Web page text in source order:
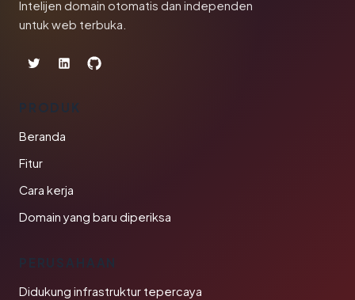
Intelijen domain otomatis dan independen
untuk web terbuka.
PRODUK
Beranda
Fitur
Cara kerja
Domain yang baru diperiksa
PERUSAHAAN
Didukung infrastruktur tepercaya